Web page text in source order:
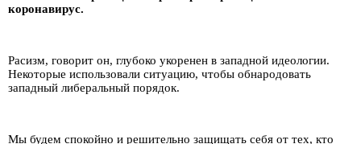
коронавирус.
Расизм, говорит он, глубоко укоренен в западной идеологии.
Некоторые использовали ситуацию, чтобы обнародовать
западный либеральный порядок.
Мы будем спокойно и решительно защищать себя от тех, кто